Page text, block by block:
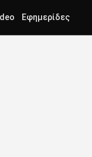
Εφημερίδες